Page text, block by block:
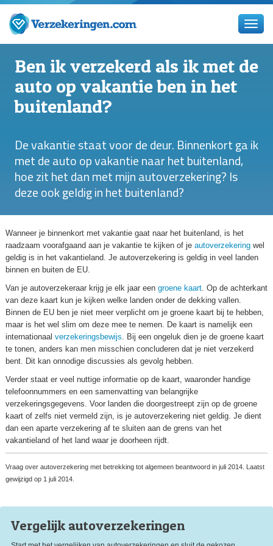
Ben ik verzekerd als ik met de
auto op vakantie ben in het
buitenland?
De vakantie staat voor de deur. Binnenkort ga ik
met de auto op vakantie naar het buitenland,
hoe zit het dan met mijn autoverzekering? Is
deze ook geldig in het buitenland?
Wanneer je binnenkort met vakantie gaat naar het buitenland, is het
raadzaam voorafgaand aan je vakantie te kijken of je autoverzekering wel
geldig is in het vakantieland. Je autoverzekering is geldig in veel landen
binnen en buiten de EU.
Van je autoverzekeraar krijg je elk jaar een groene kaart. Op de achterkant
van deze kaart kun je kijken welke landen onder de dekking vallen.
Binnen de EU ben je niet meer verplicht om je groene kaart bij te hebben,
maar is het wel slim om deze mee te nemen. De kaart is namelijk een
internationaal verzekeringsbewijs. Bij een ongeluk dien je de groene kaart
te tonen, anders kan men misschien concluderen dat je niet verzekerd
bent. Dit kan onnodige discussies als gevolg hebben.
Verder staat er veel nuttige informatie op de kaart, waaronder handige
telefoonnummers en een samenvatting van belangrijke
verzekeringsgegevens. Voor landen die doorgestreept zijn op de groene
kaart of zelfs niet vermeld zijn, is je autoverzekering niet geldig. Je dient
dan een aparte verzekering af te sluiten aan de grens van het
vakantieland of het land waar je doorheen rijdt.
Vraag over autoverzekering met betrekking tot algemeen beantwoord in juli 2014. Laatst
gewijzigd op 1 juli 2014.
Vergelijk autoverzekeringen